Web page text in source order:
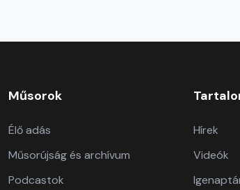
Műsorok
Élő adás
Műsorújság és archívum
Podcastok
Hírek
Videók